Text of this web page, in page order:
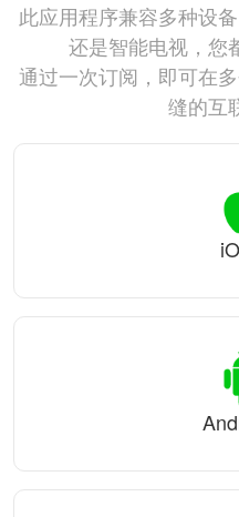
此应用程序兼容多种设
还是智能电视，您
通过一次订阅，即可在
缝的互